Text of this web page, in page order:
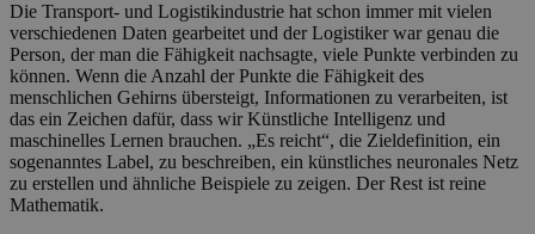
Die Transport- und Logistikindustrie hat schon immer mit vielen
verschiedenen Daten gearbeitet und der Logistiker war genau die
Person, der man die Fähigkeit nachsagte, viele Punkte verbinden zu
können. Wenn die Anzahl der Punkte die Fähigkeit des
menschlichen Gehirns übersteigt, Informationen zu verarbeiten, ist
das ein Zeichen dafür, dass wir Künstliche Intelligenz und
maschinelles Lernen brauchen. „Es reicht“, die Zieldefinition, ein
sogenanntes Label, zu beschreiben, ein künstliches neuronales Netz
zu erstellen und ähnliche Beispiele zu zeigen. Der Rest ist reine
Mathematik.